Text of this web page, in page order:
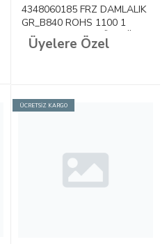
4348060185 FRZ DAMLALIK
GR_B840 ROHS 1100 1
Damlalık-Mazgal (Özel Ürün
Üyelere Özel
ÜCRETSİZ KARGO